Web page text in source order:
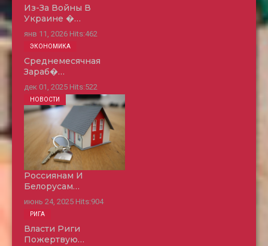
Из-За Войны В
Украине �…
янв 11, 2026 Hits:462
Среднемесячная
Зараб�…
дек 01, 2025 Hits:522
ЭКОНОМИКА
Россиянам И
Белорусам…
июнь 24, 2025 Hits:904
НОВОСТИ
Власти Риги
Пожертвую…
РИГА